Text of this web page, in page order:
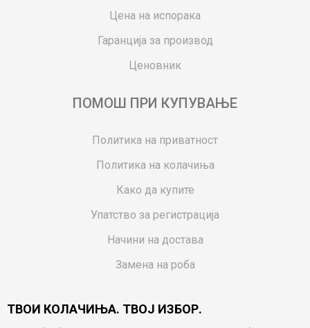
Цена на испорака
Гаранција за производ
Ценовник
ПОМОШ ПРИ КУПУВАЊЕ
Политика на приватност
Политика на колачиња
Како да купите
Упатство за регистрација
Начини на достава
Замена на роба
Ваучери
ТВОИ КОЛАЧИЊА. ТВОЈ ИЗБОР.